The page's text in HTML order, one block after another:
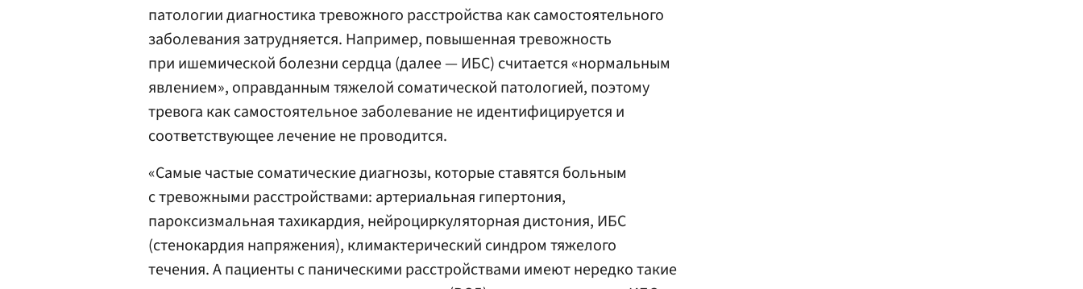
патологии диагностика тревожного расстройства как самостоятельного
заболевания затрудняется. Например, повышенная тревожность
при ишемической болезни сердца (далее — ИБС) считается «нормальным
явлением», оправданным тяжелой соматической патологией, поэтому
тревога как самостоятельное заболевание не идентифицируется и
соответствующее лечение не проводится.
«Самые частые соматические диагнозы, которые ставятся больным
с тревожными расстройствами: артериальная гипертония,
пароксизмальная тахикардия, нейроциркуляторная дистония, ИБС
(стенокардия напряжения), климактерический синдром тяжелого
течения. А пациенты с паническими расстройствами имеют нередко такие